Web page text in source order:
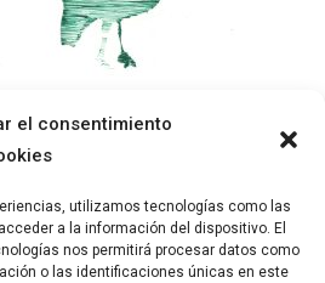
el consentimiento
utilizamos tecnologías como las
a la información del dispositivo. El
nos permitirá procesar datos como
o las identificaciones únicas en este
POLÍTICA DE PRIVACIDAD
POLÍTICA DE COOKIES